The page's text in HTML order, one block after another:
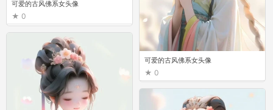
可爱的古风佛系女头像 ​
0
可爱的古风佛系女头像 ​
0